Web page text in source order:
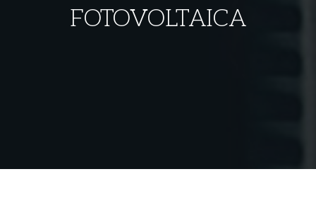
FOTOVOLTAICA